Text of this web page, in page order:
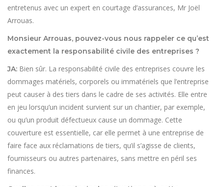
entretenus avec un expert en courtage d’assurances, Mr Joël
Arrouas.
Monsieur Arrouas, pouvez-vous nous rappeler ce qu’est
exactement la responsabilité civile des entreprises ?
JA: Bien sûr. La responsabilité civile des entreprises couvre les
dommages matériels, corporels ou immatériels que l’entreprise
peut causer à des tiers dans le cadre de ses activités. Elle entre
en jeu lorsqu’un incident survient sur un chantier, par exemple,
ou qu’un produit défectueux cause un dommage. Cette
couverture est essentielle, car elle permet à une entreprise de
faire face aux réclamations de tiers, qu’il s’agisse de clients,
fournisseurs ou autres partenaires, sans mettre en péril ses
finances.